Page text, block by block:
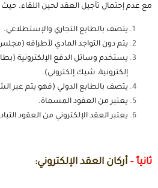
مع عدم إحتمال تأجيل العقد لحين اللقاء. حيث
يتصف بالطابع التجاري والإستطلاعي.
يتم دون التواجد المادي لأطرافه
يستخدم وسائل الدفع الإلكترونية
إلكترونية، شيك إلكتروني).
يتصف بالطابع الدولي (فهو يتم عبر
يعتبر من العقود المسماة.
يعتبر العقد الإلكتروني من العقود
ثانياً – أركان العقد الإلكتروني: